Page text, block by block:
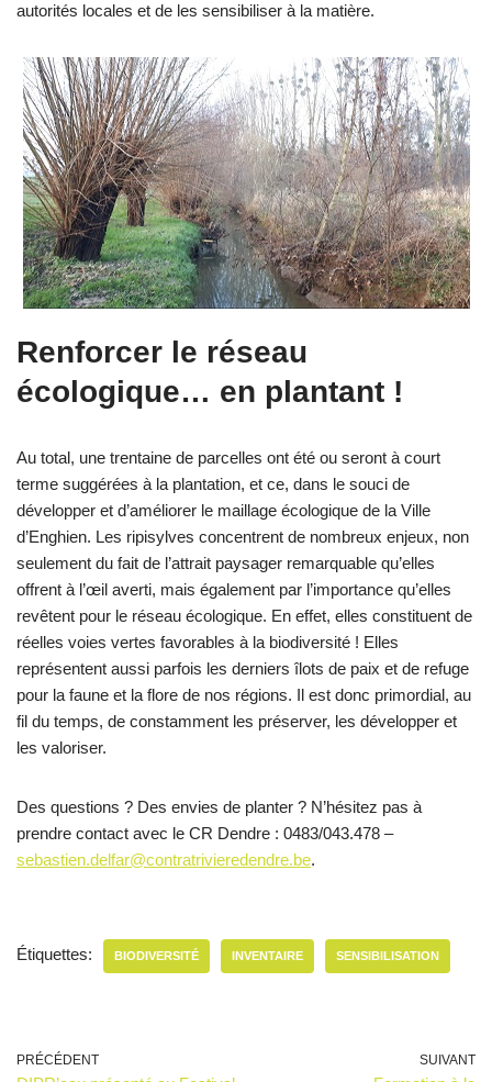
autorités locales et de les sensibiliser à la matière.
Renforcer le réseau
écologique… en plantant !
Au total, une trentaine de parcelles ont été ou seront à court
terme suggérées à la plantation, et ce, dans le souci de
développer et d’améliorer le maillage écologique de la Ville
d’Enghien. Les ripisylves concentrent de nombreux enjeux, non
seulement du fait de l’attrait paysager remarquable qu’elles
offrent à l’œil averti, mais également par l’importance qu’elles
revêtent pour le réseau écologique. En effet, elles constituent de
réelles voies vertes favorables à la biodiversité ! Elles
représentent aussi parfois les derniers îlots de paix et de refuge
pour la faune et la flore de nos régions. Il est donc primordial, au
fil du temps, de constamment les préserver, les développer et
les valoriser.
Des questions ? Des envies de planter ? N’hésitez pas à
prendre contact avec le CR Dendre : 0483/043.478 –
sebastien.delfar@contratrivieredendre.be.
Étiquettes: BIODIVERSITÉ INVENTAIRE SENSIBILISATION
PRÉCÉDENT SUIVANT